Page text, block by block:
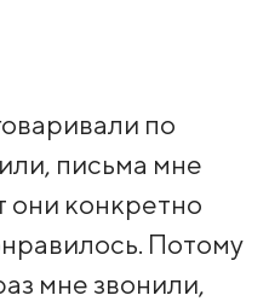
по
письма мне
они конкретно
Потому
мне звонили,